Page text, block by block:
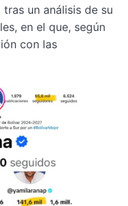
tras un análisis de su
en el que, según
con las